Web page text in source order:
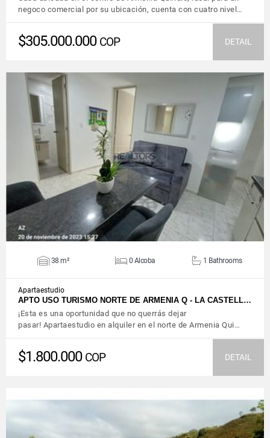
negoco comercial por su ubicación, cuenta con cuatro nivel…
$305.000.000 COP DETAIL
VIEW DETAILS
38 m² 0 Alcoba 1 Bathrooms
Apartaestudio
APTO USO TURISMO NORTE DE ARMENIA Q - LA CASTELL…
¡Esta es una oportunidad que no querrás dejar
pasar! Apartaestudio en alquiler en el norte de Armenia Qui…
$1.800.000 COP DETAIL